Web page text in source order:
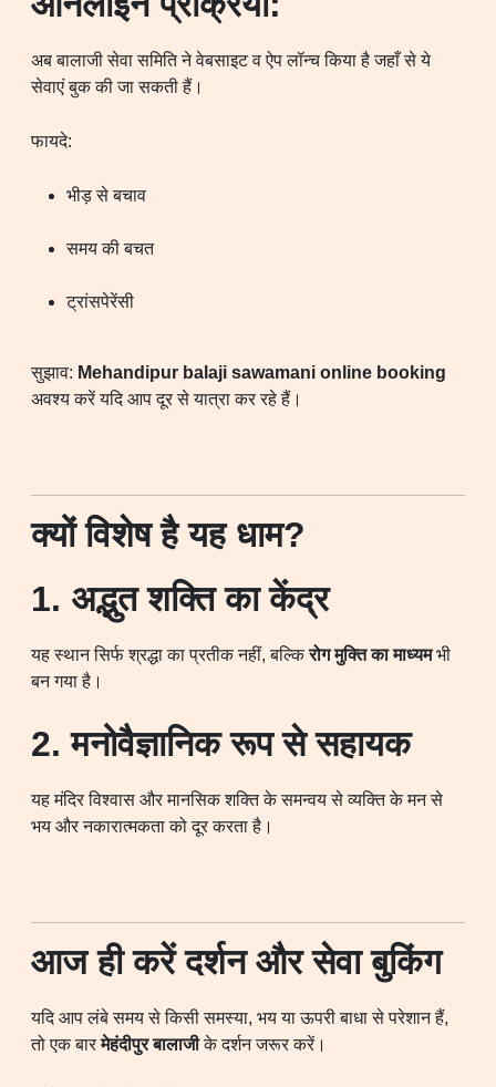
अब बालाजी सेवा समिति ने वेबसाइट व ऐप लॉन्च किया है जहाँ से ये
सेवाएं बुक की जा सकती हैं।
फायदे:
भीड़ से बचाव
समय की बचत
ट्रांसपेरेंसी
सुझाव: Mehandipur balaji sawamani online booking
अवश्य करें यदि आप दूर से यात्रा कर रहे हैं।
क्यों विशेष है यह धाम?
1. अद्भुत शक्ति का केंद्र
यह स्थान सिर्फ श्रद्धा का प्रतीक नहीं, बल्किरोग मुक्ति का माध्यमभी
बन गया है।
2. मनोवैज्ञानिक रूप से सहायक
यह मंदिर विश्वास और मानसिक शक्ति के समन्वय से व्यक्ति के मन से
भय और नकारात्मकता को दूर करता है।
आज ही करें दर्शन और सेवा बुकिंग
यदि आप लंबे समय से किसी समस्या, भय या ऊपरी बाधा से परेशान हैं,
तो एक बारमेहंदीपुर बालाजीके दर्शन जरूर करें।